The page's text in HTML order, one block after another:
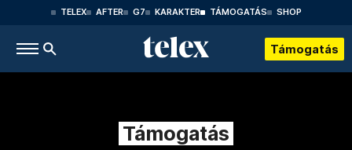
TELEX AFTER G7 KARAKTER TÁMOGATÁS SHOP
Támogatás
Támogatás